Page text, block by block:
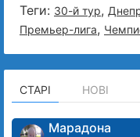
Теги: 30-й тур,
Премьер-лига,
СТАРІ НОВІ
Марадона